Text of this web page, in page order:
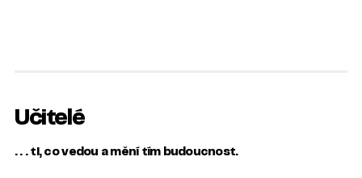
Učitelé
. . . ti, co vedou a mění tím budoucnost.